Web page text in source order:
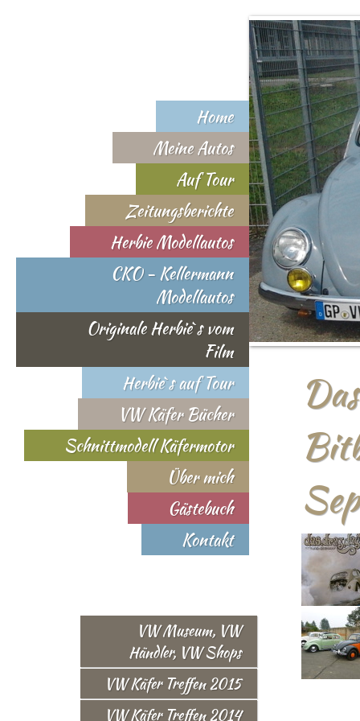
Home
Meine Autos
Auf Tour
Zeitungsberichte
Herbie Modellautos
CKO - Kellermann
Modellautos
Originale Herbie`s vom
Film
Herbie`s auf Tour
VW Käfer Bücher
Schnittmodell Käfermotor
Über mich
Gästebuch
Kontakt
VW Museum, VW
Händler, VW Shops
VW Käfer Treffen 2015
VW Käfer Treffen 2014